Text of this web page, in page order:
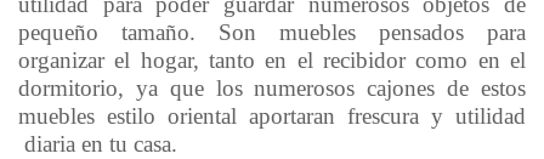
pequeño tamaño. Son muebles pensados para
organizar el hogar, tanto en el recibidor como en el
dormitorio, ya que los numerosos cajones de estos
muebles estilo oriental aportaran frescura y utilidad
diaria en tu casa.